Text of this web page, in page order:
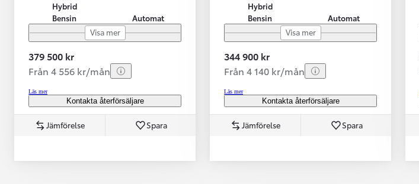
Hybrid
Bensin
Automat
Visa mer
379 500 kr
Från 4 556 kr/mån
Läs mer
Kontakta återförsäljare
Jämförelse Spara
Hybrid
Bensin
Automat
Visa mer
344 900 kr
Från 4 140 kr/mån
Läs mer
Kontakta återförsäljare
Jämförelse Spara